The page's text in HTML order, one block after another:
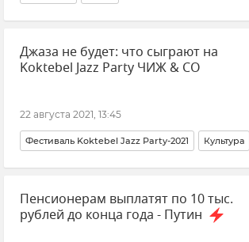
Джаза не будет: что сыграют на
Koktebel Jazz Party ЧИЖ & CO
22 августа 2021, 13:45
Фестиваль Koktebel Jazz Party-2021 Культура
Крым
Пенсионерам выплатят по 10 тыс.
рублей до конца года - Путин